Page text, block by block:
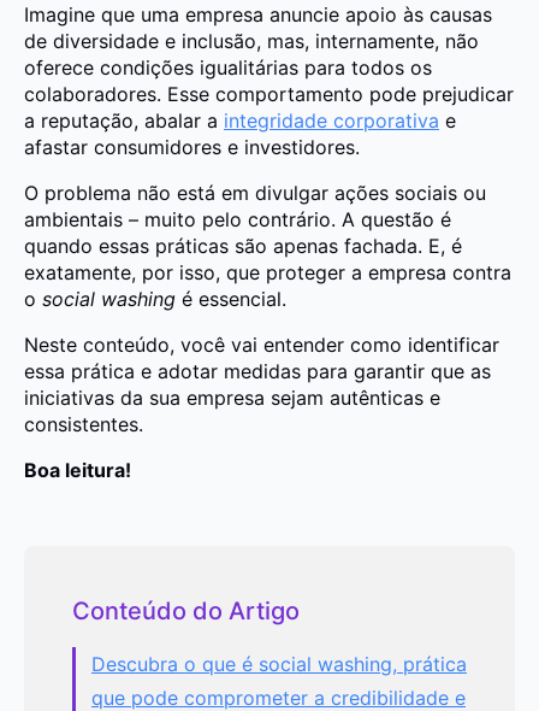
Imagine que uma empresa anuncie apoio às causas
de diversidade e inclusão, mas, internamente, não
oferece condições igualitárias para todos os
colaboradores. Esse comportamento pode prejudicar
a reputação, abalar a integridade corporativa e
afastar consumidores e investidores.
O problema não está em divulgar ações sociais ou
ambientais – muito pelo contrário. A questão é
quando essas práticas são apenas fachada. E, é
exatamente, por isso, que proteger a empresa contra
o social washing é essencial.
Neste conteúdo, você vai entender como identificar
essa prática e adotar medidas para garantir que as
iniciativas da sua empresa sejam autênticas e
consistentes.
Boa leitura!
Conteúdo do Artigo
Descubra o que é social washing, prática
que pode comprometer a credibilidade e